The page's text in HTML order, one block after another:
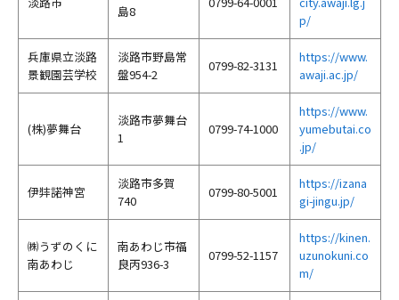
島8
p/
兵庫県立淡路
景観園芸学校
淡路市野島常
盤954-2
0799-82-3131
https://www.
awaji.ac.jp/
(株)夢舞台
淡路市夢舞台
1
0799-74-1000
https://www.
yumebutai.co
.jp/
伊弉諾神宮
淡路市多賀
740
0799-80-5001
https://izana
gi-jingu.jp/
㈱うずのくに
南あわじ
南あわじ市福
良丙936-3
0799-52-1157
https://kinen.
uzunokuni.co
m/